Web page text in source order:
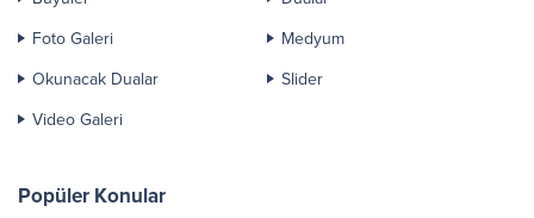
Foto Galeri
Medyum
Okunacak Dualar
Slider
Video Galeri
Popüler Konular